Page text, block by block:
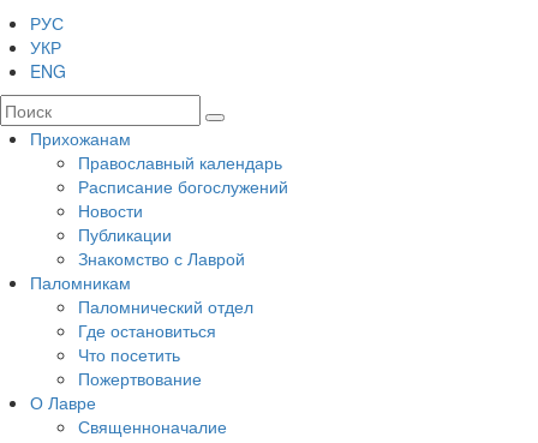
РУС
УКР
ENG
Прихожанам
Православный календарь
Расписание богослужений
Новости
Публикации
Знакомство с Лаврой
Паломникам
Паломнический отдел
Где остановиться
Что посетить
Пожертвование
О Лавре
Священноначалие